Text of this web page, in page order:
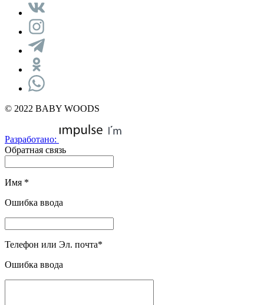
© 2022 BABY WOODS
Разработано:
Обратная связь
Имя *
Ошибка ввода
Телефон или Эл. почта*
Ошибка ввода